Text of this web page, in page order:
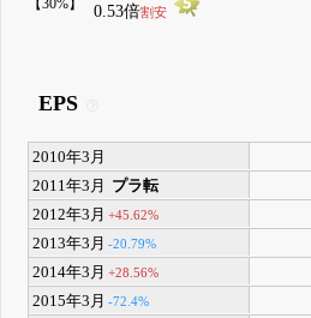
【30%】 0.53倍割安
EPS
2010年3月
2011年3月 プラ転
2012年3月 +45.62%
2013年3月 -20.79%
2014年3月 +28.56%
2015年3月 -72.4%